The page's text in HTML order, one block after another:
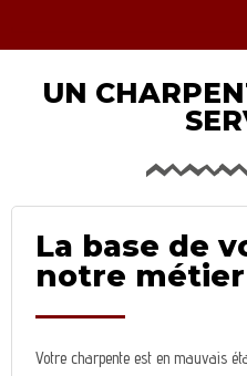
UN
La base de
notre métier
Votre charpente est en mauvais